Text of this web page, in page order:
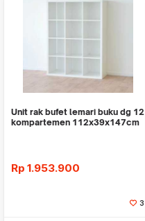
Unit rak bufet lemari buku dg 12
kompartemen 112x39x147cm
Rp 1.953.900
3